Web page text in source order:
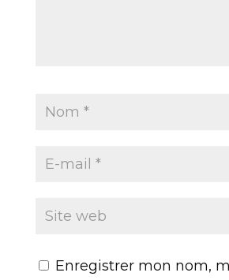
Enregistrer mon nom,